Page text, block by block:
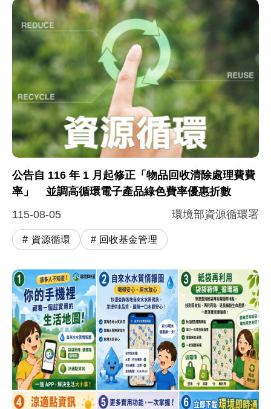
公告自 116 年 1 月起修正「物品回收清除處理費費
率」 並調高循環電子產品綠色費率優惠折數
115-08-05
環境部資源循環署
資源循環 回收基金管理